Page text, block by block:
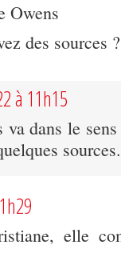
Owens
des sources ?
à 11h15
dans le
sources.
elle